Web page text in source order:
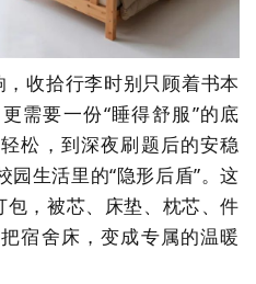
收拾行李时别只顾着书本
需要一份“睡得舒服”的底
松，到深夜刷题后的安稳
生活里的“隐形后盾”。这
包，被芯、床垫、枕芯、件
宿舍床，变成专属的温暖